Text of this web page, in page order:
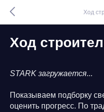
Ход
Ход
STARK загружается...
Показываем подборку
оценить прогресс. По